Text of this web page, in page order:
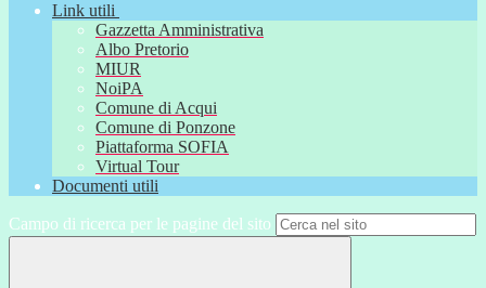
Link utili
Gazzetta Amministrativa
Albo Pretorio
MIUR
NoiPA
Comune di Acqui
Comune di Ponzone
Piattaforma SOFIA
Virtual Tour
Documenti utili
Campo di ricerca per le pagine del sito